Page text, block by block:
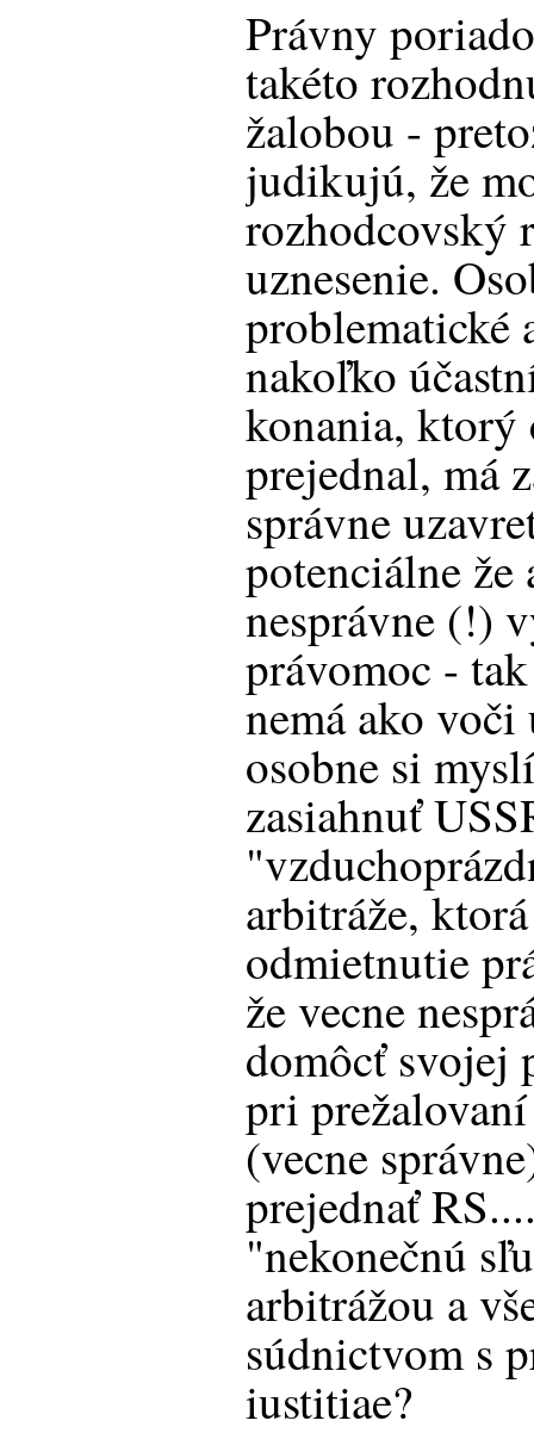
Právny
takéto
žalobou -
judikujú, že
rozhodcovský
uznesenie.
problematické
nakoľko
konania, ktorý
prejednal, má
správne
potenciálne že
nesprávne (!)
právomoc -
nemá ako
osobne si
zasiahnuť
arbitráže,
odmietnutie
že vecne
domôcť svojej
pri
(vecne
prejednať
"nekonečnú
arbitrážou a
súdnictvom s
iustitiae?